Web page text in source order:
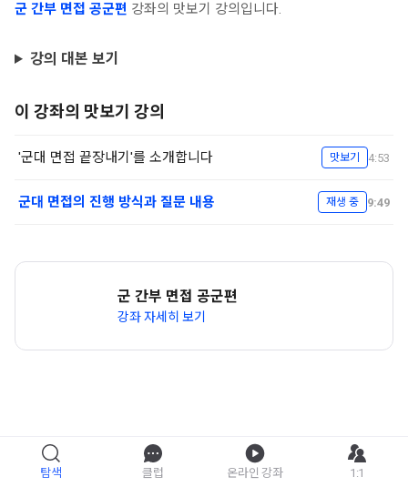
군 간부 면접 공군편 강좌의 맛보기 강의입니다.
강의 대본 보기
이 강좌의 맛보기 강의
'군대 면접 끝장내기'를 소개합니다 맛보기 4:53
군대 면접의 진행 방식과 질문 내용 재생 중 9:49
군 간부 면접 공군편
강좌 자세히 보기
탐색 클럽 온라인 강좌 1:1